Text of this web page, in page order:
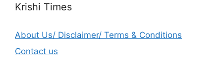
Krishi Times
About Us/ Disclaimer/ Terms & Conditions
Contact us